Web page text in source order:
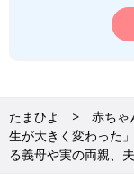
たまひよ 赤ちゃ
生が大きく変わった
る義母や実の両親、